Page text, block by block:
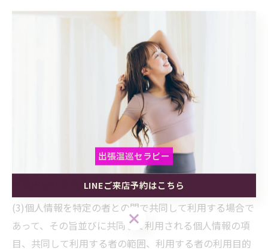
第三者への提供の手段または方法
本人の求めに応じて個人情報の第三者への提供を停止す
・前項の定めにかかわらず、次に掲げる場合は第三者に
は該当しないものとします。
(1)当社が利用目的の達成に必要な範囲内において個人情
報の取扱いの全部または一部を委託する場合
(2)合併その他の事由による事業の承継に伴って個人情報
が提供される場合
(3)個人情報を特定の者との間で共同して利用する場合で
あって、その旨並びに共同して利用される個人情報の項
目、共同して利用する者の範囲、利用する者の利用目的
出張温巡セラピー
LINEご来店予約はこちら
出張温巡セラピー
LINEご来店予約はこちら
出張温巡セラピー
LINEご来店予約はこちら